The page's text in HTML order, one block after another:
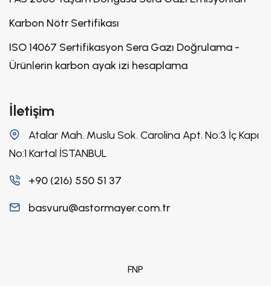
Karbon Nötr Sertifikası
ISO 14067 Sertifikasyon Sera Gazı Doğrulama -
Ürünlerin karbon ayak izi hesaplama
İletişim
Atalar Mah. Muslu Sok. Carolina Apt. No:3 İç Kapı
No:1 Kartal İSTANBUL
+90 (216) 550 51 37
basvuru@astormayer.com.tr
FNP